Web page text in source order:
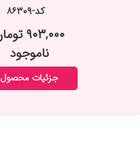
کد-۸۶۳۰۹
۹۰۳,۰۰۰ تومان
ناموجود
جزئیات محصول